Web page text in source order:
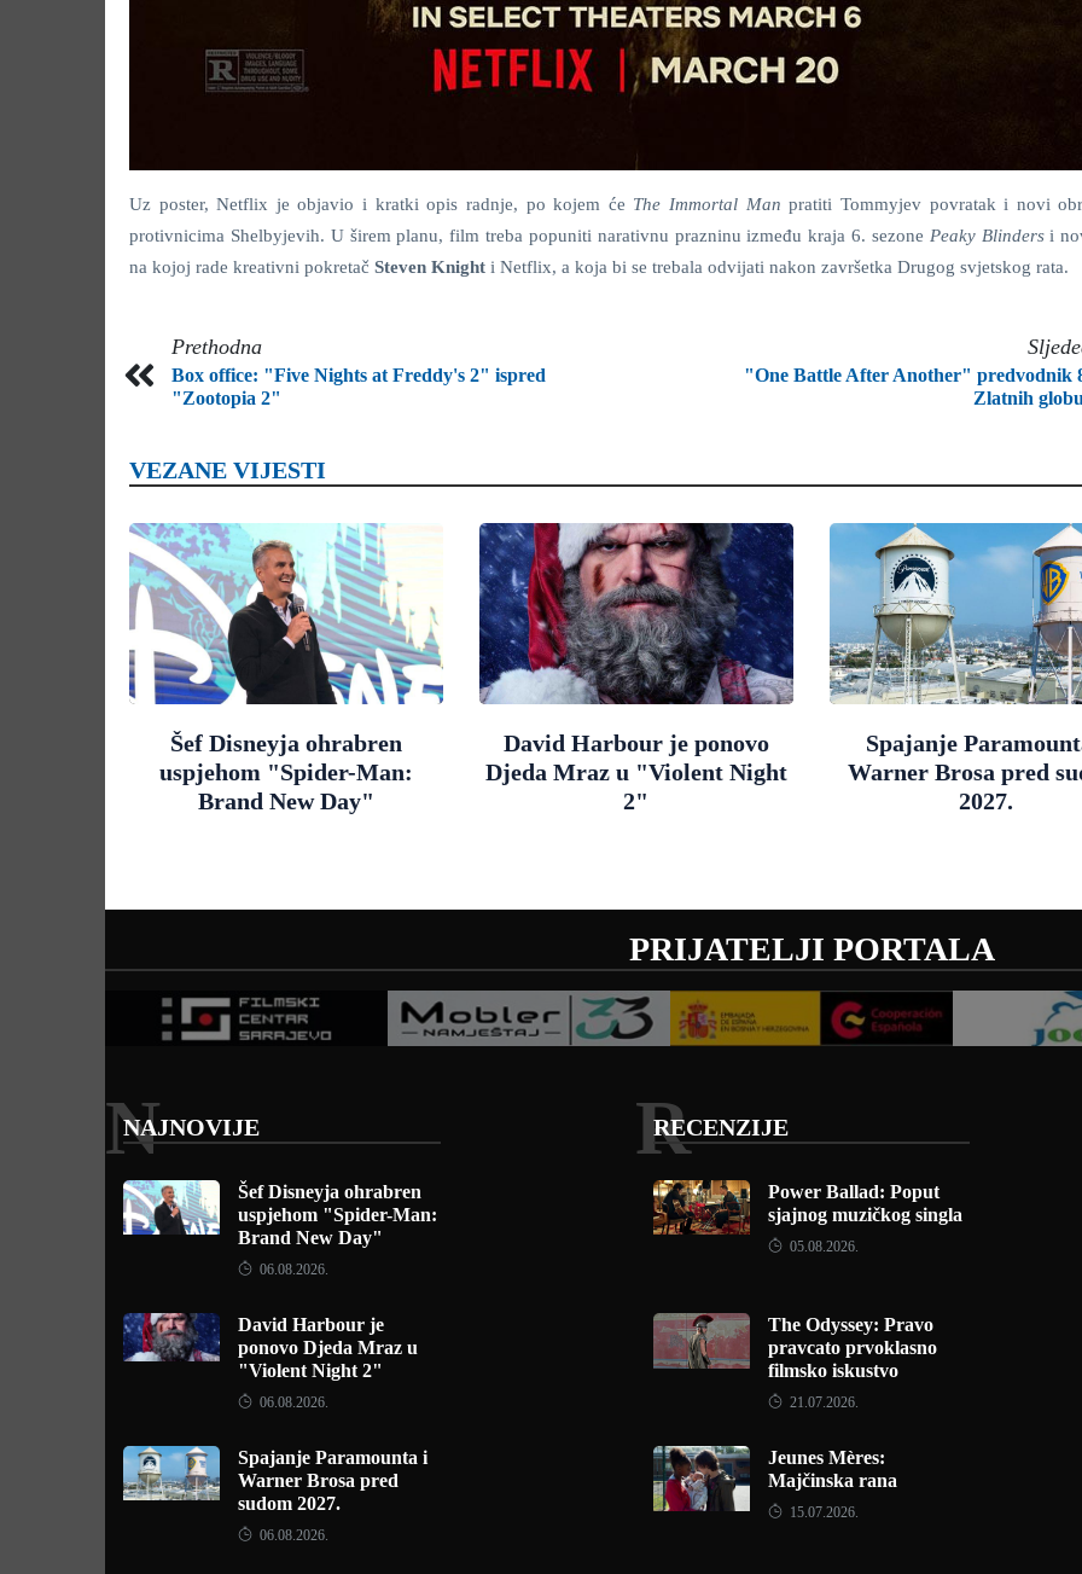
Uz poster, Netflix je objavio i kratki opis radnje, po kojem će The Immortal Manpratiti Tommyjev povratak i novi
protivnicima Shelbyjevih. U širem planu, film treba popuniti narativnu prazninu između kraja 6. sezone Peaky Blindersi
na kojoj rade kreativni pokretač Steven Knight i Netflix, a koja bi se trebala odvijati nakon završetka Drugog svjetskog rata.
Prethodna
Box office: "Five Nights at Freddy's 2" ispred
"Zootopia 2"
"One Battle After Another" predvodnik
Zlatnih
VEZANE VIJESTI
Šef Disneyja ohrabren
uspjehom "Spider-Man:
Brand New Day"
David Harbour je ponovo
Djeda Mraz u "Violent Night
2"
Spajanje
Warner Brosa pred
2027.
PRIJATELJI PORTALA
NAJNOVIJE
N
Šef Disneyja ohrabren
uspjehom "Spider-Man:
Brand New Day"
06.08.2026.
David Harbour je
ponovo Djeda Mraz u
"Violent Night 2"
06.08.2026.
Spajanje Paramounta i
Warner Brosa pred
sudom 2027.
06.08.2026.
RECENZIJE
R
Power Ballad: Poput
sjajnog muzičkog singla
05.08.2026.
The Odyssey: Pravo
pravcato prvoklasno
filmsko iskustvo
21.07.2026.
Jeunes Mères:
Majčinska rana
15.07.2026.